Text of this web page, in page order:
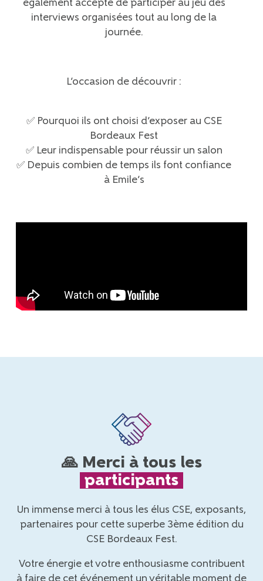
également accepté de participer au jeu des
interviews organisées tout au long de la
journée.
L’occasion de découvrir :
✅ Pourquoi ils ont choisi d’exposer au CSE
Bordeaux Fest
✅ Leur indispensable pour réussir un salon
✅ Depuis combien de temps ils font confiance
à Emile’s
🙏 Merci à tous les
participants
Un immense merci à tous les élus CSE, exposants,
partenaires pour cette superbe 3ème édition du
CSE Bordeaux Fest.
Votre énergie et votre enthousiasmecontribuent
à faire de cet événement un véritable moment de